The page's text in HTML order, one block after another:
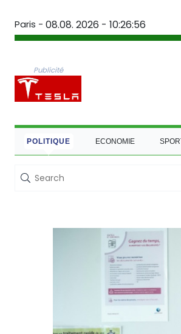
Paris - 08.08. 2026 - 10:26:57
Publicité
POLITIQUE ECONOMIE